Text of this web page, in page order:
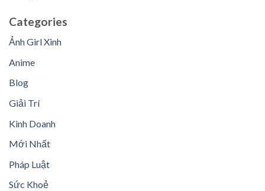
Categories
Ảnh Girl Xinh
Anime
Blog
Giải Trí
Kinh Doanh
Mới Nhất
Pháp Luật
Sức Khoẻ